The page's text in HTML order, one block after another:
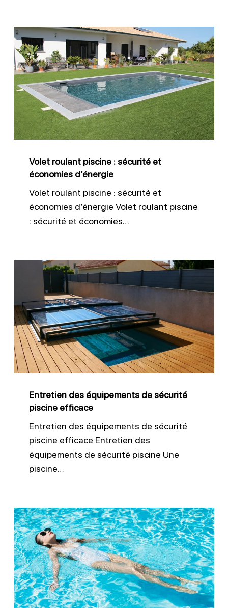
Volet
roulant
piscine
sécurité
et
économies
Volet roulant piscine : sécurité et
économies d’énergie
Volet roulant piscine : sécurité et
économies d’énergie Volet roulant piscine
: sécurité et économies…
Entretien
équipements
de
sécurité
piscine
efficace
Entretien des équipements de sécurité
piscine efficace
Entretien des équipements de sécurité
piscine efficace Entretien des
équipements de sécurité piscine Une
piscine…
Sécurité
piscine
:
obligations
légales
des